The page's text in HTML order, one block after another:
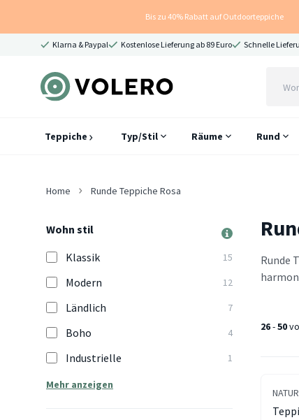
Bis zu 40% Rabatt auf Outdoorteppiche
Klarna & Paypal Kostenlose Lieferung ab 89 Euro Schnelle
Teppiche Typ/Stil Räume Rund
Home Runde Teppiche Rosa
Wohn stil
Klassik
15
Modern 12
Ländlich 7
Boho 4
Industrielle 1
Mehr anzeigen
Runde
26-50